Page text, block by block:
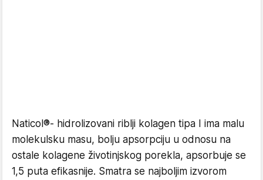
Naticol®- hidrolizovani riblji kolagen tipa I ima malu
molekulsku masu, bolju apsorpciju u odnosu na
ostale kolagene životinjskog porekla, apsorbuje se
1,5 puta efikasnije. Smatra se najboljim izvorom